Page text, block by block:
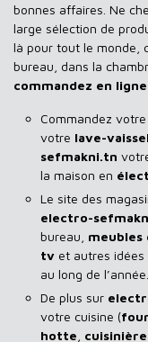
bonnes affaires. Ne
large sélection de
là pour tout le monde,
bureau, dans la
commandez en ligne
Commandez votre
votre lave-
sefmakni.tn
la maison en
Le site des
electro-
bureau, meubles
tv et autres idées
au long de l’année.
De plus sur
votre cuisine (
hotte cuisinière